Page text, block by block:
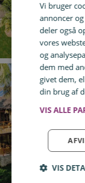
Log ind
Vi bruger
annoncer
deler også
vores
og
dem med
givet dem,
din brug af
VIS ALLE
VIS